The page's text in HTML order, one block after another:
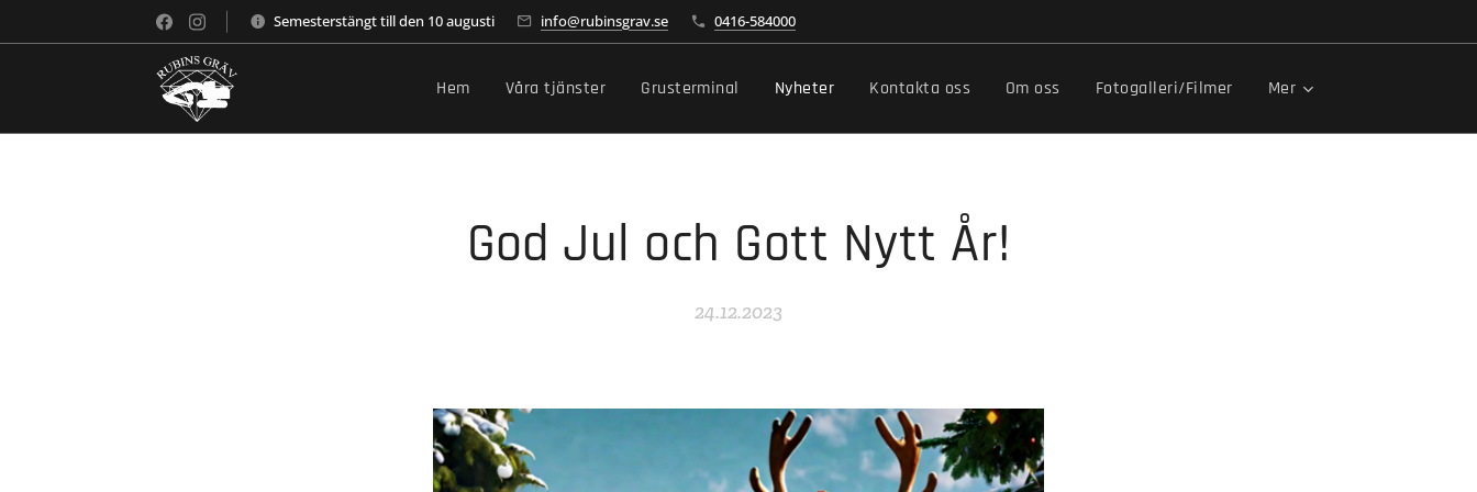
Semesterstängt till den 10 augusti info@rubinsgrav.se 0416-584000
Hem Våra tjänster Grusterminal Nyheter Kontakta oss Om oss Fotogalleri/Filmer Mer
God Jul och Gott Nytt År!
24.12.2023